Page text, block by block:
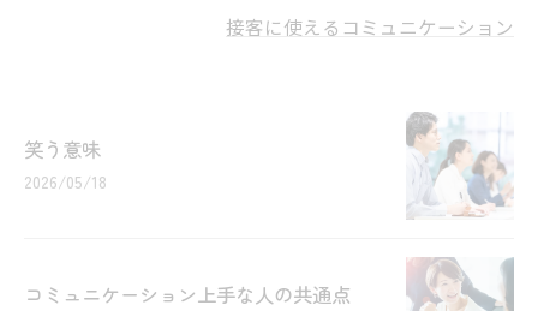
接客に使えるコミュニケーション
笑う意味
2026/05/18
コミュニケーション上手な人の共通点